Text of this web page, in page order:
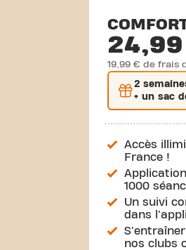
19,99 € de frais
2
+ un sac
Accès
France !
1000
Un suivi
dans
nos clubs